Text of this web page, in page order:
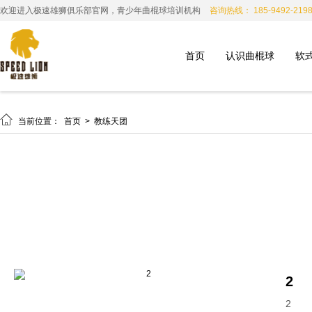
欢迎进入极速雄狮俱乐部官网，青少年曲棍球培训机构 咨询热线： 185-9492-2198
首页 认识曲棍球 软
 当前位置： 首页 > 教练天团
2
2